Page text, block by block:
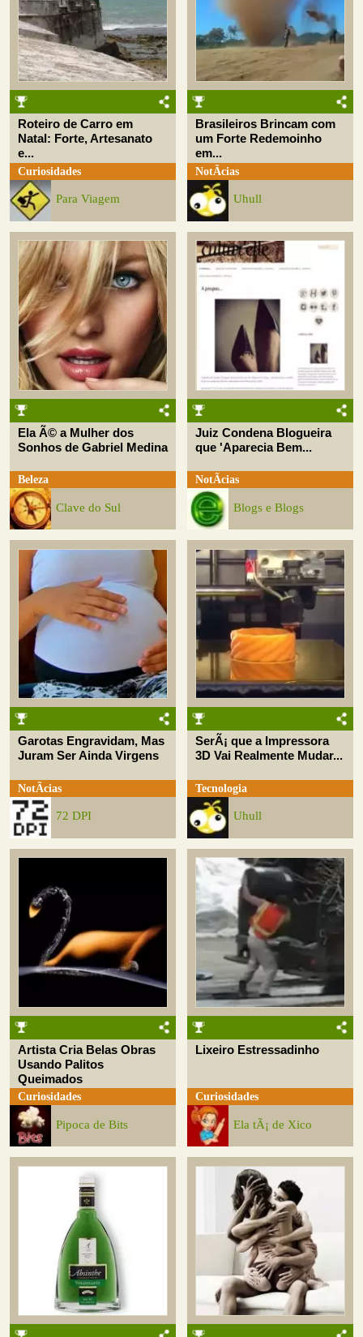
Roteiro de Carro em
Natal: Forte, Artesanato
e...
Curiosidades
Para Viagem
Brasileiros Brincam com
um Forte Redemoinho
em...
NotÃ­cias
Uhull
Ela Ã© a Mulher dos
Sonhos de Gabriel Medina
Beleza
Clave do Sul
Juiz Condena Blogueira
que 'Aparecia Bem...
NotÃ­cias
Blogs e Blogs
Garotas Engravidam, Mas
Juram Ser Ainda Virgens
NotÃ­cias
72 DPI
SerÃ¡ que a Impressora
3D Vai Realmente Mudar...
Tecnologia
Uhull
Artista Cria Belas Obras
Usando Palitos
Queimados
Curiosidades
Pipoca de Bits
Lixeiro Estressadinho
Curiosidades
Ela tÃ¡ de Xico